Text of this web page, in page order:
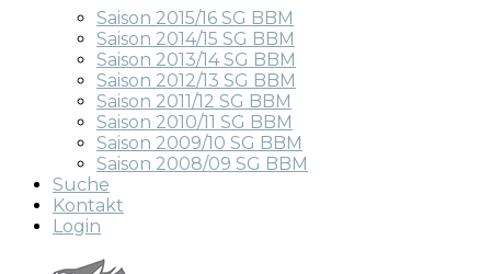
Saison 2015/16 SG BBM
Saison 2014/15 SG BBM
Saison 2013/14 SG BBM
Saison 2012/13 SG BBM
Saison 2011/12 SG BBM
Saison 2010/11 SG BBM
Saison 2009/10 SG BBM
Saison 2008/09 SG BBM
Suche
Kontakt
Login